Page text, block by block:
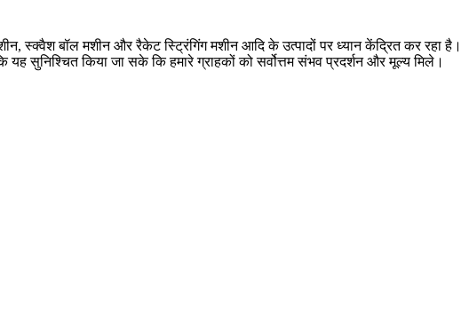
स्क्वैश बॉल मशीन और रैकेट स्ट्रिंगिंग मशीन आदि के उत्पादों पर ध्यान केंद्रित कर रहा है।
सुनिश्चित किया जा सके कि हमारे ग्राहकों को सर्वोत्तम संभव प्रदर्शन और मूल्य मिले।